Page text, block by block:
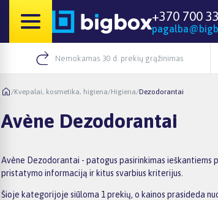
+370 700
Nemokamas 30 d. prekių grąžinimas
/Kvepalai, kosmetika, higiena/Higiena/Dezodorantai
Avène Dezodorantai
Avène Dezodorantai - patogus pasirinkimas
pristatymo informaciją ir kitus svarbius kriterijus.
Šioje kategorijoje siūloma 1 prekių, o kainos prasideda